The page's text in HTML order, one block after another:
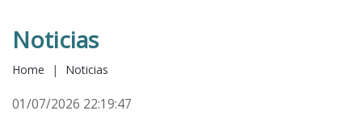
Noticias
Home | Noticias
01/07/2026 22:19:47